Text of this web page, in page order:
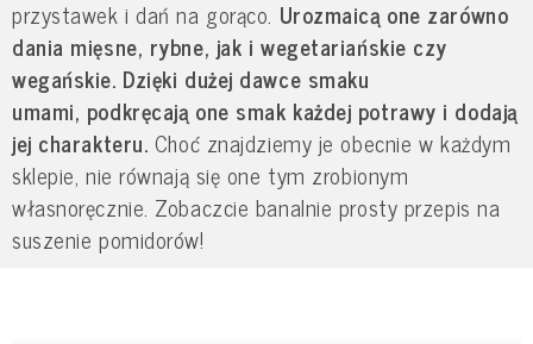
przystawek i dań na gorąco. Urozmaicą one zarówno
dania mięsne, rybne, jak i wegetariańskie czy
wegańskie. Dzięki dużej dawce smaku
umami, podkręcają one smak każdej potrawy i dodają
jej charakteru. Choć znajdziemy je obecnie w każdym
sklepie, nie równają się one tym zrobionym
własnoręcznie. Zobaczcie banalnie prosty przepis na
suszenie pomidorów!